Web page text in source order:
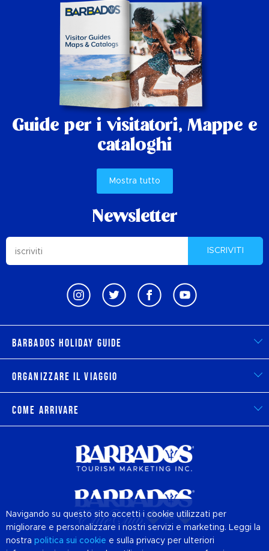
Guide per i visitatori, Mappe e
cataloghi
Mostra tutto
Newsletter
ISCRIVITI
Barbados Holiday Guide
Organizzare il viaggio
Come arrivare
Navigando su questo sito accetti i cookie utilizzati per
migliorare e personalizzare i nostri servizi e marketing. Leggi la
nostra politica sui cookie e sulla privacy per ulteriori